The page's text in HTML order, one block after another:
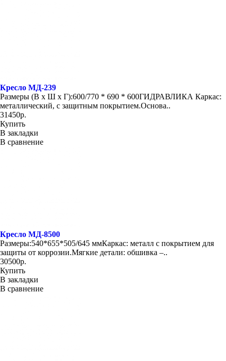
Кресло МД-239
Размеры (В х Ш х Г):600/770 * 690 * 600ГИДРАВЛИКА Каркас:
металлический, с защитным покрытием.Основа..
31450р.
Купить
В закладки
В сравнение
Кресло МД-8500
Размеры:540*655*505/645 ммКаркас: металл с покрытием для
защиты от коррозии.Мягкие детали: обшивка –..
30500р.
Купить
В закладки
В сравнение